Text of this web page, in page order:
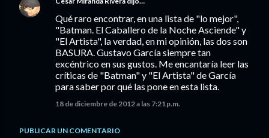
Qué raro encontrar, en una lista de "lo mejor",
"Batman. El Caballero de la Noche Asciende" y
"El Artista", la verdad, en mi opinión, las dos son
BASURA. Gustavo García siempre tan
excéntrico en sus gustos. Me encantaría leer las
críticas de "Batman" y "El Artista" de García
para saber por qué las pone en esta lista.
18 de diciembre de 2012 a las 7:21 p.m.
PUBLICAR UN COMENTARIO